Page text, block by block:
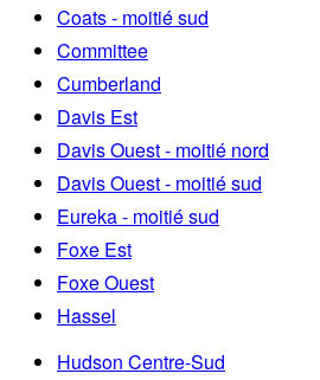
Coats - moitié sud
Committee
Cumberland
Davis Est
Davis Ouest - moitié nord
Davis Ouest - moitié sud
Eureka - moitié sud
Foxe Est
Foxe Ouest
Hassel
Hudson Centre-Sud